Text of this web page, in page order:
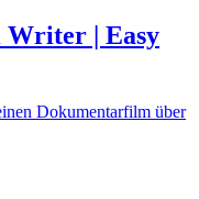
| Easy
Dokumentarfilm über